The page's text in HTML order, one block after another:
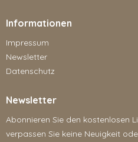
Informationen
Impressum
Newsletter
Datenschutz
Newsletter
Abonnieren Sie den kostenlosen
verpassen Sie keine Neuigkeit